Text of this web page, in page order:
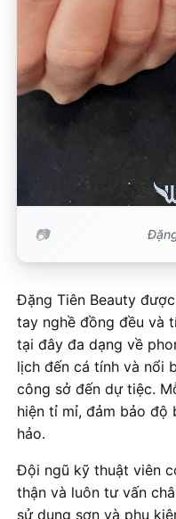
Đặng Tiên Beauty
tay nghề đồng đều và
tại đây đa dạng về
lịch đến cá tính và nổi
công sở đến dự tiệc.
hiện tỉ mỉ, đảm bảo độ
hảo.
Đội ngũ kỹ thuật viên
thận và luôn tư vấn
sử dụng sơn và phụ